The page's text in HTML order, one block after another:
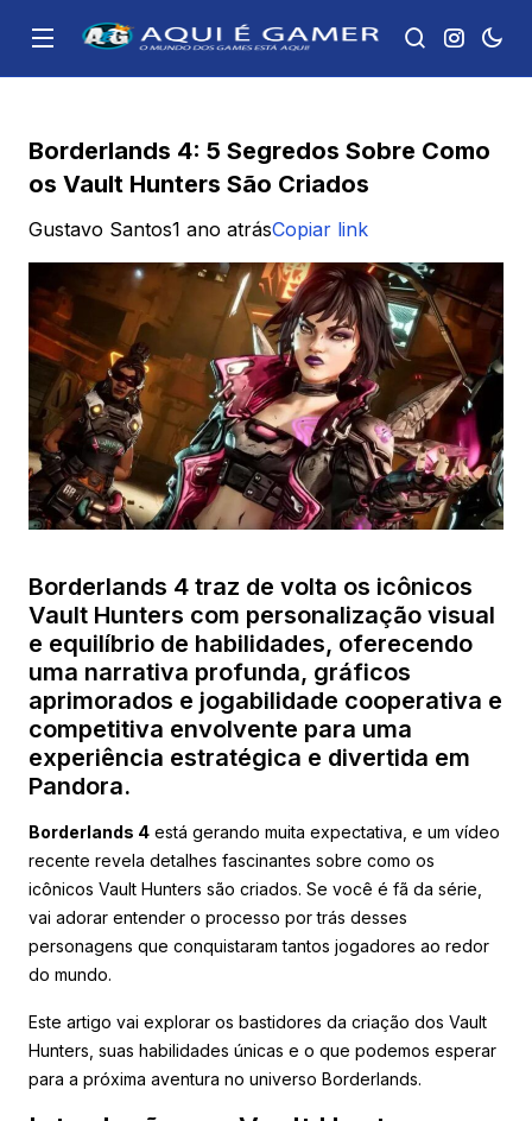
Borderlands 4: 5 Segredos Sobre Como
os Vault Hunters São Criados
Gustavo Santos1 ano atrásCopiar link
Borderlands 4 traz de volta os icônicos
Vault Hunters com personalização visual
e equilíbrio de habilidades, oferecendo
uma narrativa profunda, gráficos
aprimorados e jogabilidade cooperativa e
competitiva envolvente para uma
experiência estratégica e divertida em
Pandora.
Borderlands 4 está gerando muita expectativa, e um vídeo
recente revela detalhes fascinantes sobre como os
icônicos Vault Hunters são criados. Se você é fã da série,
vai adorar entender o processo por trás desses
personagens que conquistaram tantos jogadores ao redor
do mundo.
Este artigo vai explorar os bastidores da criação dos Vault
Hunters, suas habilidades únicas e o que podemos esperar
para a próxima aventura no universo Borderlands.